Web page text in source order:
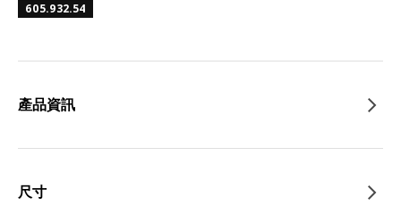
605.932.54
產品資訊
尺寸